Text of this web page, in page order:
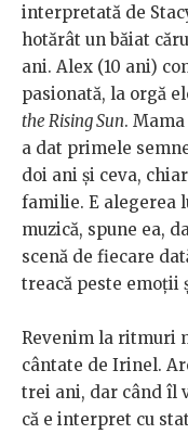
interpretată de
hotărât un băiat
ani. Alex (10 ani)
pasionată, la orgă
the Rising Sun.
a dat primele
doi ani și ceva,
familie. E alegerea
muzică, spune ea,
scenă de fiecare
treacă peste emoții
Revenim la ritmuri
cântate de Irinel.
trei ani, dar când îl
că e interpret cu